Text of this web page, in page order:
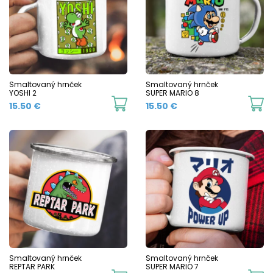
The
options
may
be
chosen
on
product
page
Smaltovaný hrnček
YOSHI 2
15.50 €
This
has
multiple
variants.
options
chosen
Smaltovaný hrnček
SUPER MARIO 8
15.50 €
Smaltovaný hrnček
REPTAR PARK
Smaltovaný hrnček
SUPER MARIO 7